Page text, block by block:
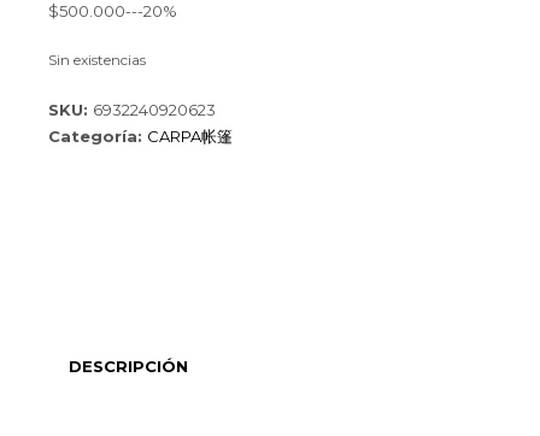
$500.000---20%
Sin existencias
SKU: 6932240920623
Categoría: CARPA帐篷
DESCRIPCIÓN